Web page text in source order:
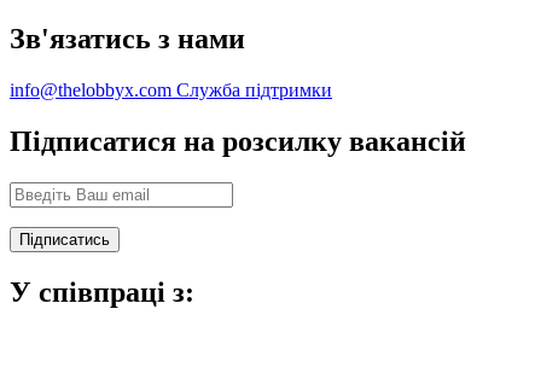
Зв'язатись з нами
info@thelobbyx.com Служба підтримки
Підписатися на розсилку вакансій
У співпраці з: